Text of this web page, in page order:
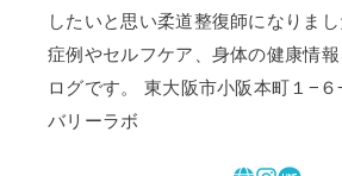
したいと思い柔道整復師になりま
症例やセルフケア、身体の健康情
ログです。 東大阪市小阪本町１−
バリーラボ